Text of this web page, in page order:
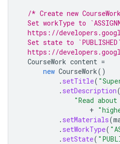
/* Create new
Set workType to
https://
Set state to
https://
CourseWork content =
new CourseWork()
. setTitle(
. setDescription(
"Read
+
. setMaterials(
. setWorkType(
. setState(